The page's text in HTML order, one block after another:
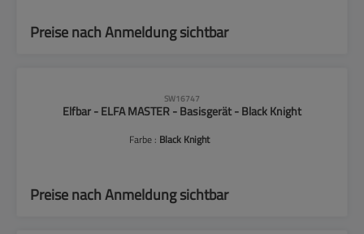
Preise nach Anmeldung sichtbar
SW16747
Elfbar - ELFA MASTER - Basisgerät - Black Knight
Farbe : Black Knight
Preise nach Anmeldung sichtbar